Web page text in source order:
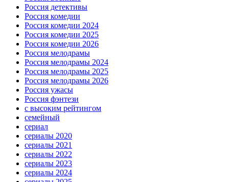
Россия детективы
Россия комедии
Россия комедии 2024
Россия комедии 2025
Россия комедии 2026
Россия мелодрамы
Россия мелодрамы 2024
Россия мелодрамы 2025
Россия мелодрамы 2026
Россия ужасы
Россия фэнтези
с высоким рейтингом
семейный
сериал
сериалы 2020
сериалы 2021
сериалы 2022
сериалы 2023
сериалы 2024